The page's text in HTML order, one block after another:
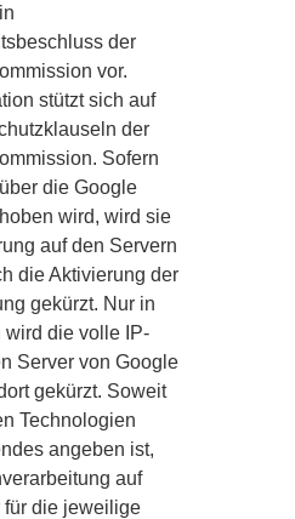
der
vor.
stützt sich auf
der
Sofern
die Google
wird, wird sie
auf den Servern
die Aktivierung der
gekürzt. Nur in
die volle IP-
Server von Google
gekürzt. Soweit
Technologien
angeben ist,
auf
die jeweilige